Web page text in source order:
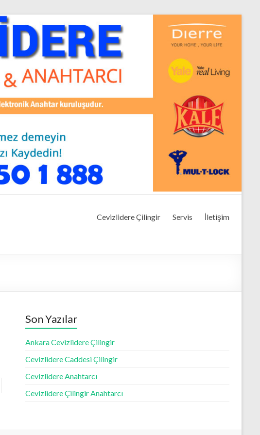
Cevizlidere Çilingir Servis İletişim
Son Yazılar
Ankara Cevizlidere Çilingir
Cevizlidere Caddesi Çilingir
Cevizlidere Anahtarcı
Cevizlidere Çilingir Anahtarcı